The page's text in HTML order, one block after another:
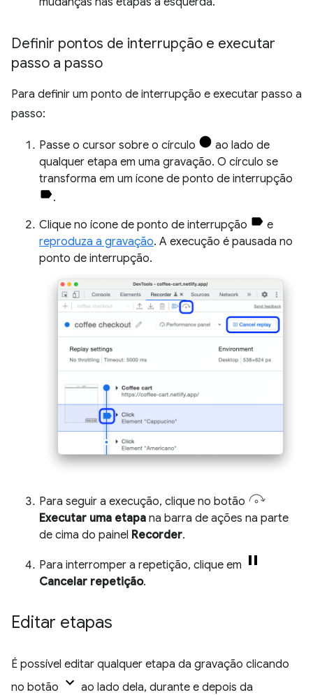
Definir pontos de interrupção e executar
passo a passo
Para definir um ponto de interrupção e executar passo a
passo:
Passe o cursor sobre o círculo
ao lado de
qualquer etapa em uma gravação. O círculo se
transforma em um ícone de ponto de interrupção
.
Clique no ícone de ponto de interrupção
e
reproduza a gravação. A execução é pausada no
ponto de interrupção.
Para seguir a execução, clique no botão
Executar uma etapa na barra de ações na parte
de cima do painel Recorder.
Para interromper a repetição, clique em
Cancelar repetição.
Editar etapas
É possível editar qualquer etapa da gravação clicando
no botão
ao lado dela, durante e depois da